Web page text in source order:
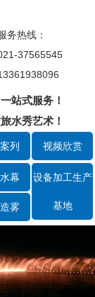
务热线：
37565545
站式服务！
水秀艺术！
列 视频欣赏
幕
雾
设备加工生产
基地